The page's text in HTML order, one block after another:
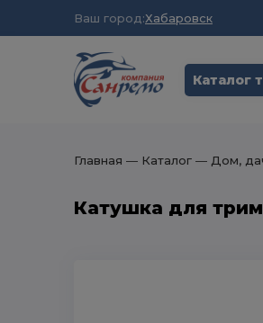
Ваш город:Хабаровск
Каталог
Главная ― Каталог ― Дом,
Катушка для